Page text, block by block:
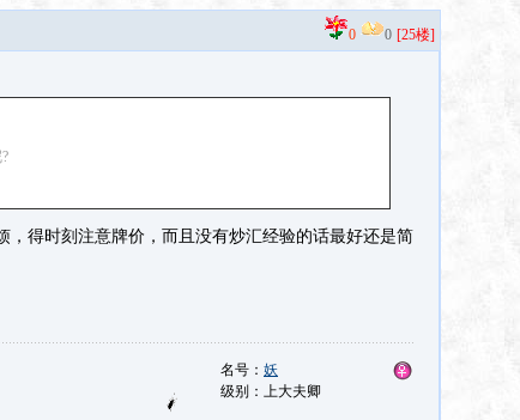
0 0 [25楼]
得时刻注意牌价，而且没有炒汇经验的话最好还是简
名号： 妖
级别：上大夫卿